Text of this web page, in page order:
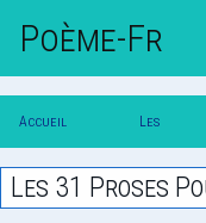
Poème-Fr
Accueil
Poesie
Les
Les 31 Proses